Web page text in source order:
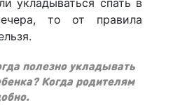
укладываться спать в
то от правила
полезно укладывать
Когда родителям